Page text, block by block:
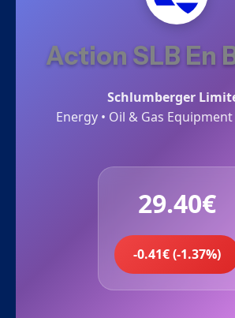
Action SLB En
Schlumberger
Energy • Oil & Gas
29.40€
-0.41€ (-1.37%)